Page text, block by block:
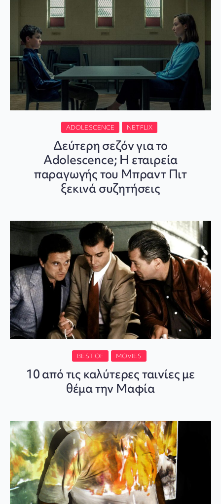
ADOLESCENCE NETFLIX
Δεύτερη σεζόν για το
Adolescence; Η εταιρεία
παραγωγής του Μπραντ Πιτ
ξεκινά συζητήσεις
BEST OF MOVIES
10 από τις καλύτερες ταινίες με
θέμα την Μαφία